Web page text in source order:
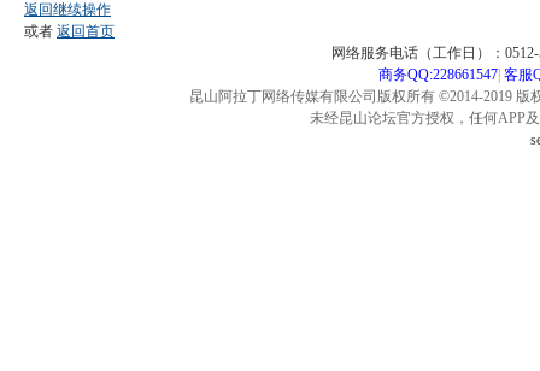
返回继续操作
或者 返回首页
网络服务电话（工作日）：
商务QQ:228661547| 客服
昆山阿拉丁网络传媒有限公司版权所有 ©2014-2019
未经昆山论坛官方授权，任何APP